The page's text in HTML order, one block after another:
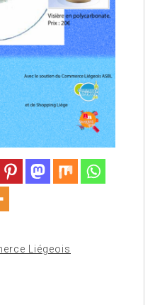
Liégeois